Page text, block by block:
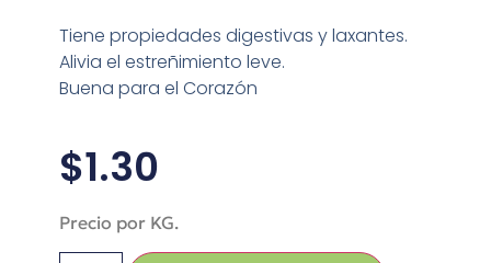
Tiene propiedades digestivas y laxantes.
Alivia el estreñimiento leve.
Buena para el Corazón
$1.30
Precio por KG.